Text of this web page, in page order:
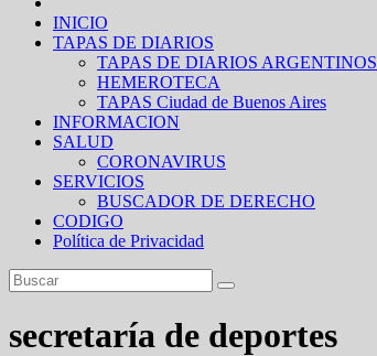
INICIO
TAPAS DE DIARIOS
TAPAS DE DIARIOS ARGENTINOS
HEMEROTECA
TAPAS Ciudad de Buenos Aires
INFORMACION
SALUD
CORONAVIRUS
SERVICIOS
BUSCADOR DE DERECHO
CODIGO
Política de Privacidad
secretaría de deportes